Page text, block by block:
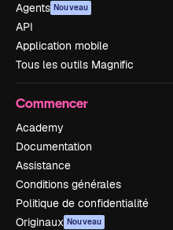
Agents Nouveau
API
Application mobile
Tous les outils Magnific
Commencer
Academy
Documentation
Assistance
Conditions générales
Politique de confidentialité
Originaux Nouveau